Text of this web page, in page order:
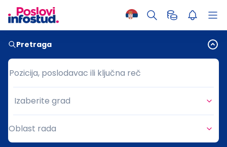
Pretraga
Pozicija, poslodavac ili ključna reč
Pozicija, poslodavac ili ključna reč
Grad
Izaberite grad
Oblast rada